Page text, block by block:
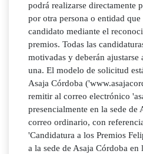
podrá realizarse directamente
por otra persona o entidad
candidato mediante el
premios. Todas las
motivadas y deberán ajustarse
una. El modelo de solicitud
Asaja Córdoba
remitir al correo electrónico
presencialmente en la sede de
correo ordinario, con
'Candidatura a los Premios
a la sede de Asaja Córdoba